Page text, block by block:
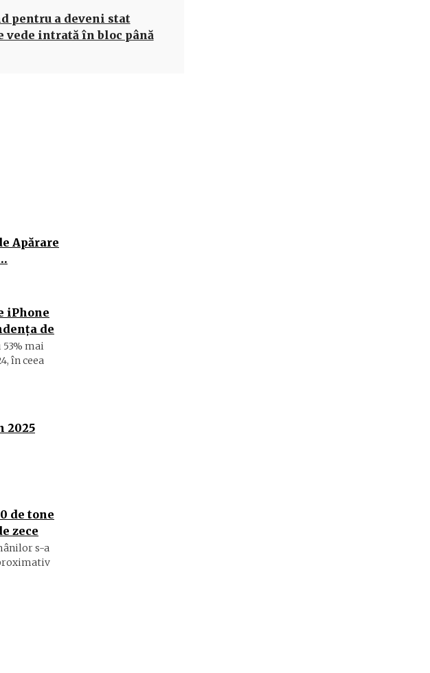
pentru a deveni stat
vede intrată în bloc până
Apărare
iPhone
de
mai
în ceea
2025
de tone
zece
s-a